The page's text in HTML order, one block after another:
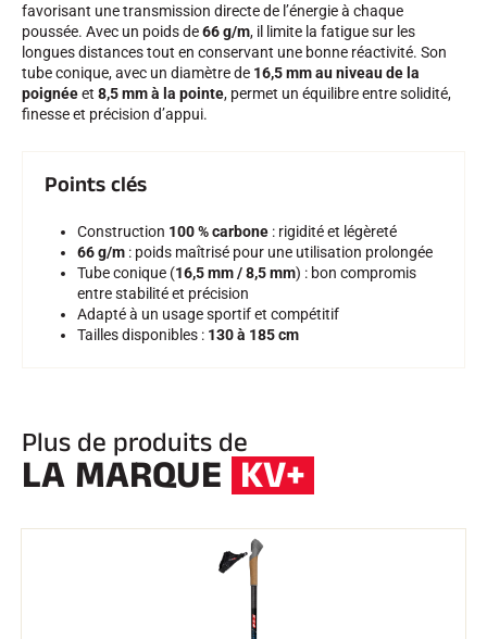
SKI COMPÉTITION
favorisant une transmission directe de l’énergie à chaque
poussée. Avec un poids de66 g/m, il limite la fatigue sur les
longues distances tout en conservant une bonne réactivité. Son
tube conique, avec un diamètre de 16,5 mm au niveau de la
poignéeet 8,5 mm à la pointe, permet un équilibre entre solidité,
finesse et précision d’appui.
Points clés
Construction 100 % carbone : rigidité et légèreté
66 g/m : poids maîtrisé pour une utilisation prolongée
Tube conique (16,5 mm / 8,5 mm) : bon compromis
entre stabilité et précision
Adapté à un usage sportif et compétitif
Tailles disponibles : 130 à 185 cm
Plus de produits de
LA MARQUE KV+